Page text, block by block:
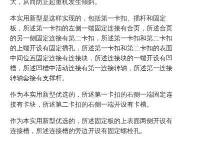
大，从而防止起重机发生倾斜。
本实用新型是这样实现的，包括第一卡扣、插杆和固定
板，所述第一卡扣的左侧一端固定连接有合页，所述合页
的另一侧固定连接有第二卡扣，所述第一卡扣和第二卡扣
的上端开设有固定插孔，所述第一卡扣和第二卡扣的表面
中间位置固定连接有连接块，所述连接块的一端开设有凹
槽，所述凹槽中活动连接有第一连接转轴，所述第一连接
转轴套接有支撑杆。
作为本实用新型优选的，所述第一卡扣的右侧一端固定连
接有卡块，所述第二卡扣的右侧一端开设有卡槽。
作为本实用新型优选的，所述固定板的上表面两侧开设有
连接槽，所述连接槽的旁边开设有固定螺栓孔。